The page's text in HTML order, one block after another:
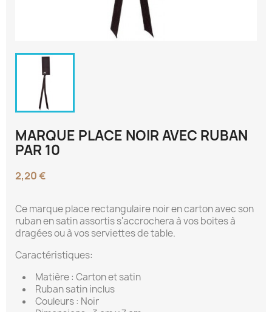
MARQUE PLACE NOIR AVEC RUBAN
PAR 10
2,20 €
Ce marque place rectangulaire noir en carton avec son
ruban en satin assortis s'accrochera à vos boites à
dragées ou à vos serviettes de table.
Caractéristiques:
Matière : Carton et satin
Ruban satin inclus
Couleurs : Noir